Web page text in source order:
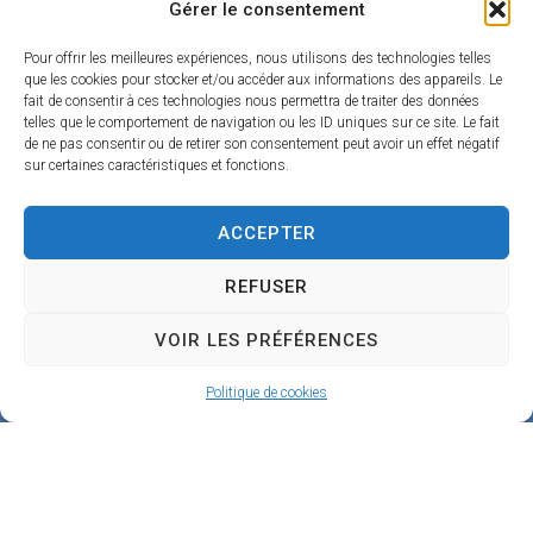
Gérer le consentement
Pour offrir les meilleures expériences, nous utilisons des technologies telles
que les cookies pour stocker et/ou accéder aux informations des appareils. Le
fait de consentir à ces technologies nous permettra de traiter des données
telles que le comportement de navigation ou les ID uniques sur ce site. Le fait
de ne pas consentir ou de retirer son consentement peut avoir un effet négatif
sur certaines caractéristiques et fonctions.
ACCEPTER
REFUSER
VOIR LES PRÉFÉRENCES
Politique de cookies
e
4
5
0